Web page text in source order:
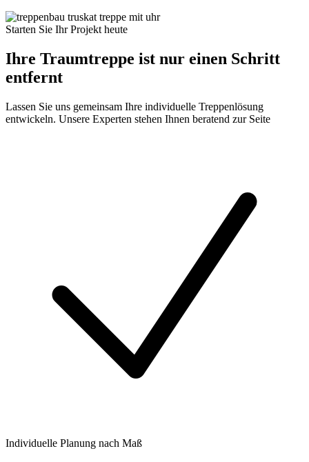
Starten Sie Ihr Projekt heute
Ihre Traumtreppe ist nur einen Schritt
entfernt
Lassen Sie uns gemeinsam Ihre individuelle Treppenlösung
entwickeln. Unsere Experten stehen Ihnen beratend zur Seite
Individuelle Planung nach Maß